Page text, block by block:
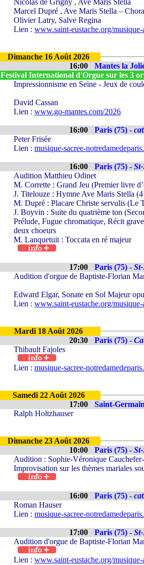
Nicolas de Grigny , Ave Maris Stella
Marcel Dupré , Ave Maris Stella –
Olivier Latry, Salve Regina
Lien : www.saint-eustache.org/musique-
Dimanche 16 Août 2026
16:00
Mantes la
Festival International d'Orgue sur les 3
Impressionnisme en Seine - Jeux de
David Cassan
Lien : www.go-mantes.com/2026
16:00 Paris (75) -
Peter Frisée
Lien : musique-sacree-
16:00 Paris (75) -
Audition Matthieu Odinet
M. Corrette : Grand Jeu (Premier livre
J. Titelouze : Hymne Ave Maris Stella (4
M. Dupré : Placare Christe servulis (Le
J. Boyvin : Suite du quatrième ton
Prélude, Fugue chromatique, Récit
deux choeurs
M. Lanquetuit : Toccata en ré majeur
17:00 Paris (75) -
Audition d'orgue de Baptiste-Florian
Edward Elgar, Sonate en Sol Majeur
Lien : www.saint-eustache.org/musique-
Mardi 18 Août 2026
20:30
Paris (75) -
Thibault Fajoles
Lien : musique-sacree-
Samedi 22 Août 2026
17:00
Saint-
Ralph Holtzhauser
Dimanche 23 Août 2026
10:00
Paris (75) -
Audition : Sophie-Véronique
Improvisation sur les thèmes mariales
16:00 Paris (75) -
Roman Hauser
Lien : musique-sacree-
17:00 Paris (75) -
Audition d'orgue de Baptiste-Florian
Lien : www.saint-eustache.org/musique-